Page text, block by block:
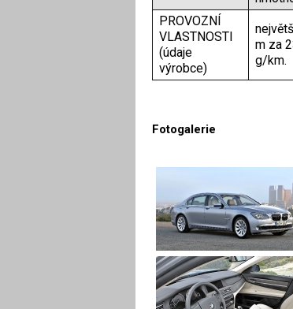
PROVOZNÍ
VLASTNOSTI
(údaje
výrobce)
m za
g/km.
Fotogalerie